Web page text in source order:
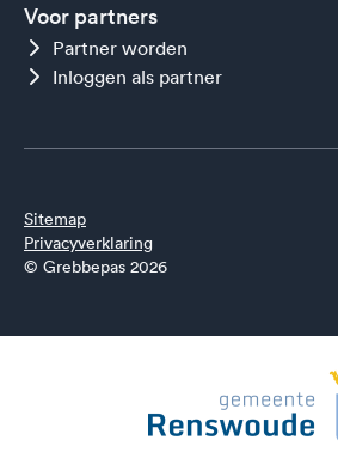
Voor partners
Partner worden
Inloggen als partner
Sitemap
Privacyverklaring
© Grebbepas 2026